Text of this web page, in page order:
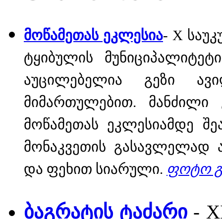
მოწამეთას ეკლესია- X
ტყიბულის
აუცილებელია გეზი
მიმართულებით. მანძილი
მოწამეთას ეკლესიამდე
მონაკვეთის გასავლელად
და ფეხით სიარული. ფოტო
ბაგრატის ტაძარი -